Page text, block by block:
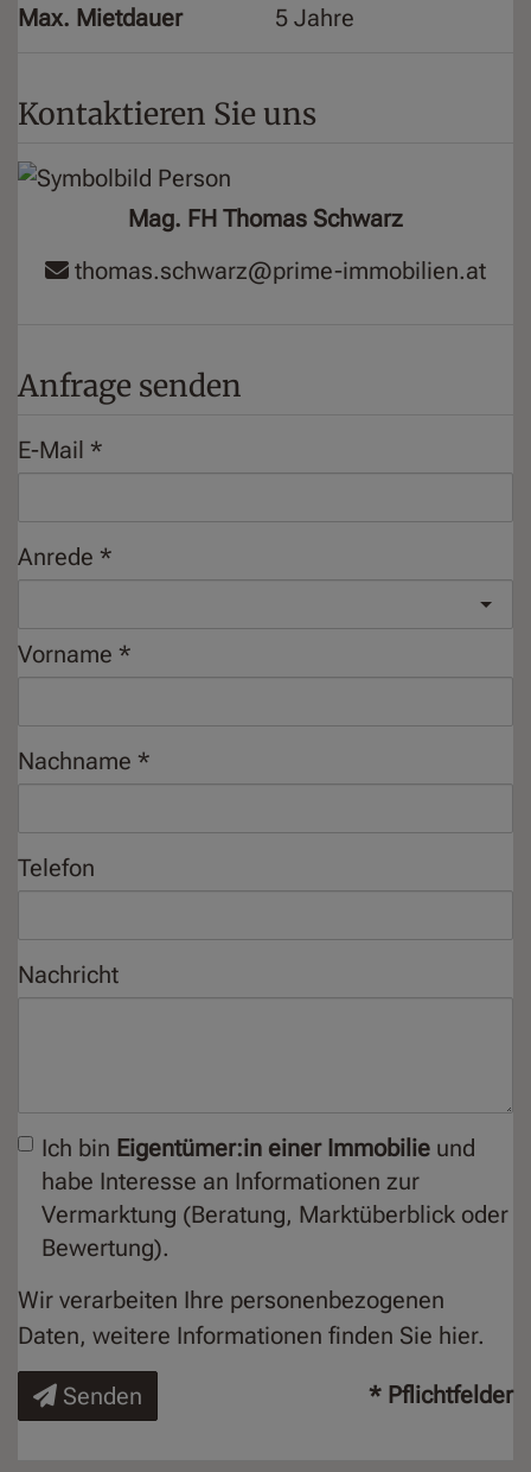
Max. Mietdauer
5 Jahre
Kontaktieren Sie uns
Mag. FH Thomas Schwarz
thomas.schwarz@prime-immobilien.at
Anfrage senden
E-Mail
Anrede
Vorname
Nachname
Telefon
Nachricht
Ich bin Eigentümer:in einer Immobilie und
habe Interesse an Informationen zur
Vermarktung (Beratung, Marktüberblick oder
Bewertung).
Wir verarbeiten Ihre personenbezogenen
Daten, weitere Informationen finden Sie hier.
Senden * Pflichtfelder